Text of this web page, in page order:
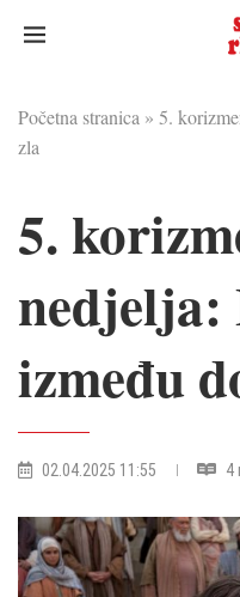
Početna stranica » 5.
zla
5.
nedjelja:
između
02.04.2025 11:55 4